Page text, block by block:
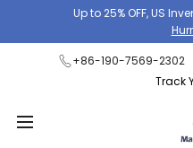
the
content
Up to 25% OFF, US
+86-190-7569-2302
Track